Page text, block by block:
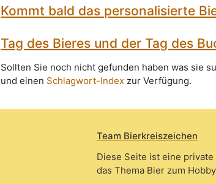
Kommt bald das personalisierte
Tag des Bieres und der Tag des
Sollten Sie noch nicht gefunden haben was sie
und einen Schlagwort-Index zur Verfügung.
Team Bierkreiszeichen
Diese Seite ist eine
das Thema Bier zum